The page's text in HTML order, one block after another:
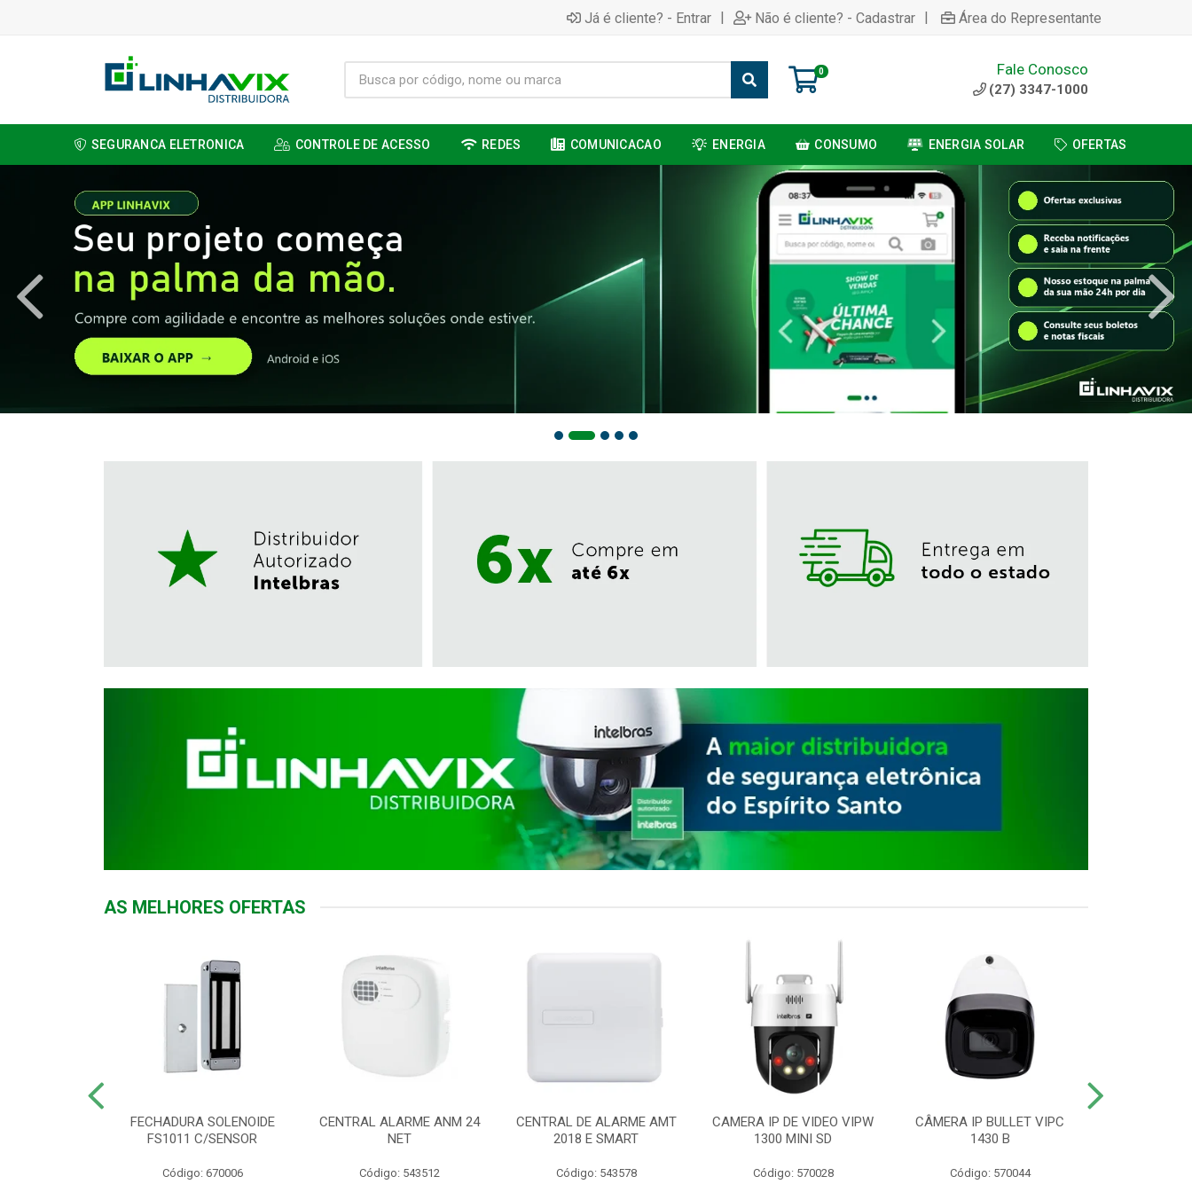
Já é cliente? - Entrar | Não é cliente? - Cadastrar | Área do Representante
0 Fale Conosco
(27) 3347-1000
SEGURANCA ELETRONICA CONTROLE DE ACESSO REDES COMUNICACAO ENERGIA CONSUMO ENERGIA SOLAR OFERTAS
AS MELHORES OFERTAS
FECHADURA SOLENOIDE
FS1011 C/SENSOR
Código: 670006
CENTRAL ALARME ANM 24
NET
Código: 543512
CENTRAL DE ALARME AMT
2018 E SMART
Código: 543578
CAMERA IP DE VIDEO VIPW
1300 MINI SD
Código: 570028
CÂMERA IP BULLET VIPC
1430 B
Código: 570044